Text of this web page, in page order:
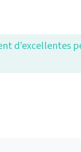
d'excellentes